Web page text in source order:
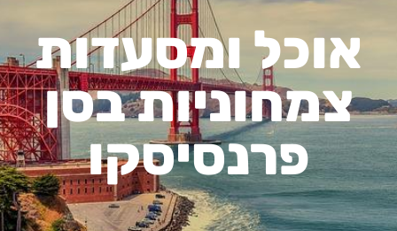
אוכל ומסעדות
צמחוניות בסן
פרנסיסקו